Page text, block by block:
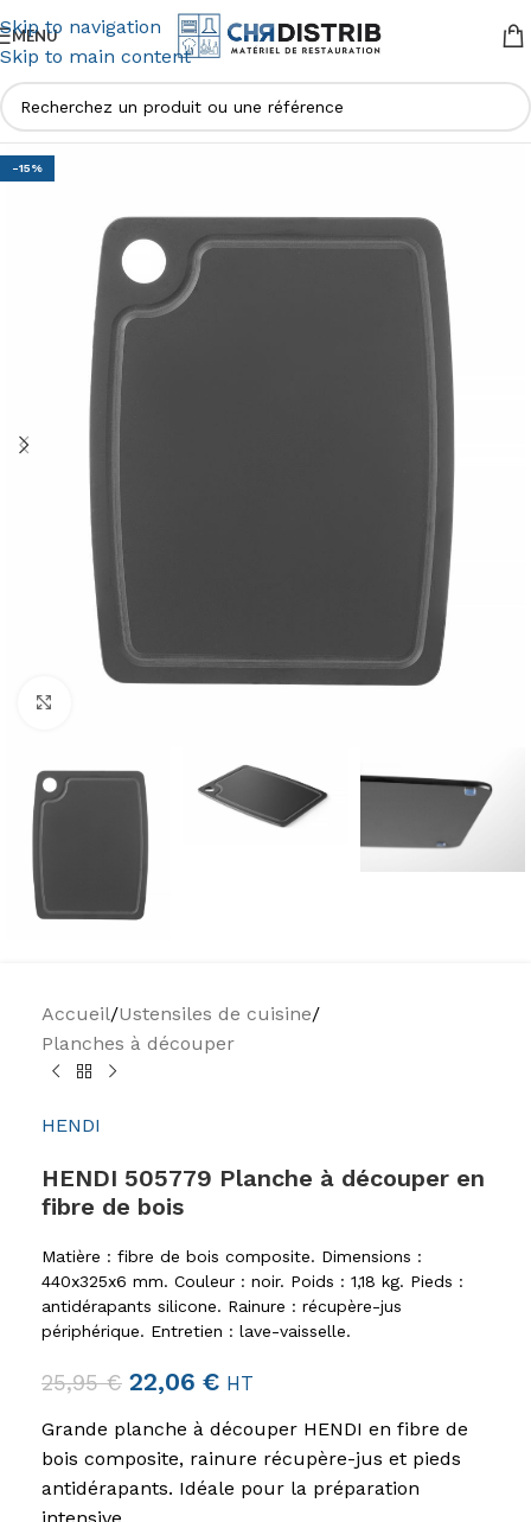
Skip to navigation
Skip to main content
MENU
-15%
Accueil/Ustensiles de cuisine/
Planches à découper
HENDI
HENDI 505779 Planche à découper en
fibre de bois
Matière : fibre de bois composite. Dimensions :
440x325x6 mm. Couleur : noir. Poids : 1,18 kg. Pieds :
antidérapants silicone. Rainure : récupère-jus
périphérique. Entretien : lave-vaisselle.
25,95€ 22,06 € HT
Grande planche à découper HENDI en fibre de
bois composite, rainure récupère-jus et pieds
antidérapants. Idéale pour la préparation
intensive.